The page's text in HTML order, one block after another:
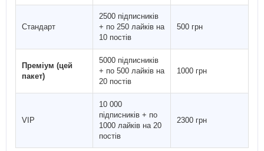
Стандарт
2500 підписників
+ по 250 лайків на
10 постів
500 грн
Преміум (цей
пакет)
5000 підписників
+ по 500 лайків на
20 постів
1000 грн
VIP
10 000
підписників + по
1000 лайків на 20
постів
2300 грн